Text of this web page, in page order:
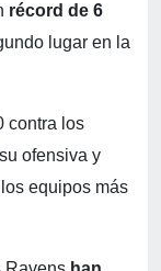
récord de 6
lugar en la
contra los
ofensiva y
equipos más